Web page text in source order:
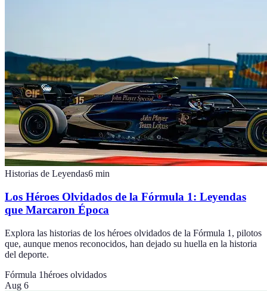
Historias de Leyendas6 min
Los Héroes Olvidados de la Fórmula 1: Leyendas
que Marcaron Época
Explora las historias de los héroes olvidados de la Fórmula 1, pilotos
que, aunque menos reconocidos, han dejado su huella en la historia
del deporte.
Fórmula 1héroes olvidados
Aug 6